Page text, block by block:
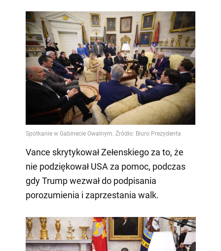
Vance skrytykował Zełenskiego za to, że
nie podziękował USA za pomoc, podczas
gdy Trump wezwał do podpisania
porozumienia i zaprzestania walk.